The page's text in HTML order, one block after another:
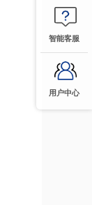
智能客服
用户中心